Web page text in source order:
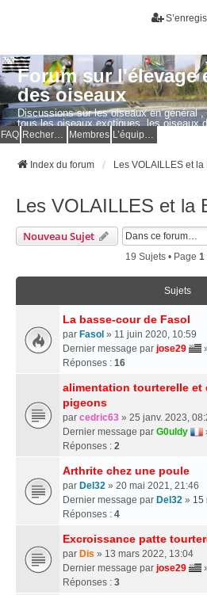
Forum sur l'élevage
des oiseaux
Discussions sur les oiseaux en général
tous les oiseaux exotiques, les oiseaux
Questions, photos, expériences.
FAQ Membres
Index du forum Les VOLAILLES et la
Les VOLAILLES et la
Nouveau Sujet
19 Sujets • Page 1
Sujets
La basse-cour de Fasol
par Fasol » 11 juin 2020, 10:59
Dernier message par jose29
Réponses : 16
alimentation tourterelle
pigeons
par cedric63 » 25 janv. 2023,
Dernier message par G0uldy
Réponses : 2
Arthrite chez une poule
par Del32 » 20 mai 2021, 21:46
Dernier message par Del32 » 15
Réponses : 4
Excroissance patte
par Dis » 13 mars 2022, 13:04
Dernier message par jose29
Réponses : 3